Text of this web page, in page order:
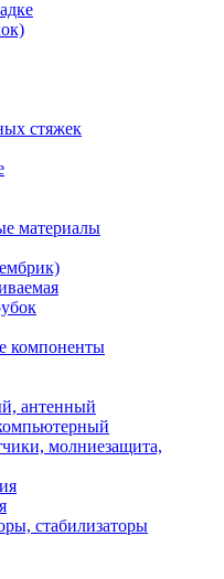
стяжек
материалы
компоненты
антенный
молниезащита,
стабилизаторы